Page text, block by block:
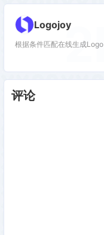
Logojoy
根据条件匹配在线生成Logo
2K
评论